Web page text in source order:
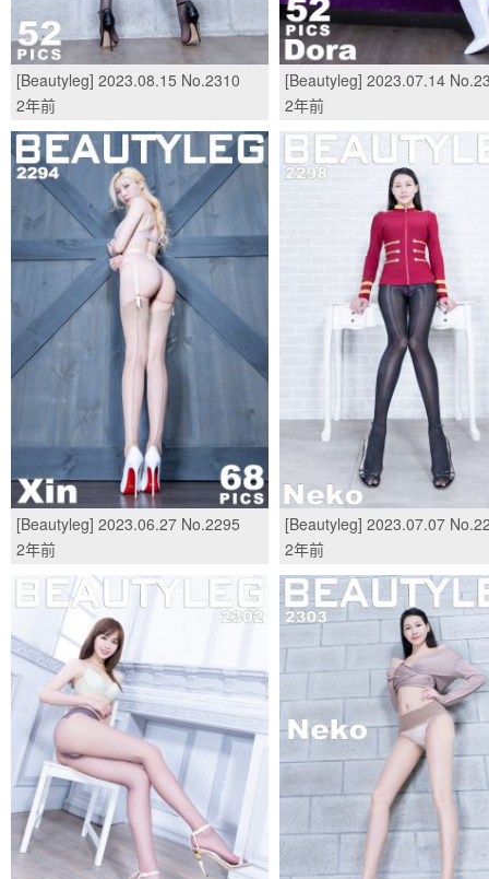
[Beautyleg] 2023.08.15 No.2310
Zena/(51P)
2年前
[Beautyleg] 2023.07.14
Dora/(53P)
2年前
[Beautyleg] 2023.06.27 No.2295
Xin/(69P)
2年前
[Beautyleg] 2023.07.07
Neko/(69P)
2年前